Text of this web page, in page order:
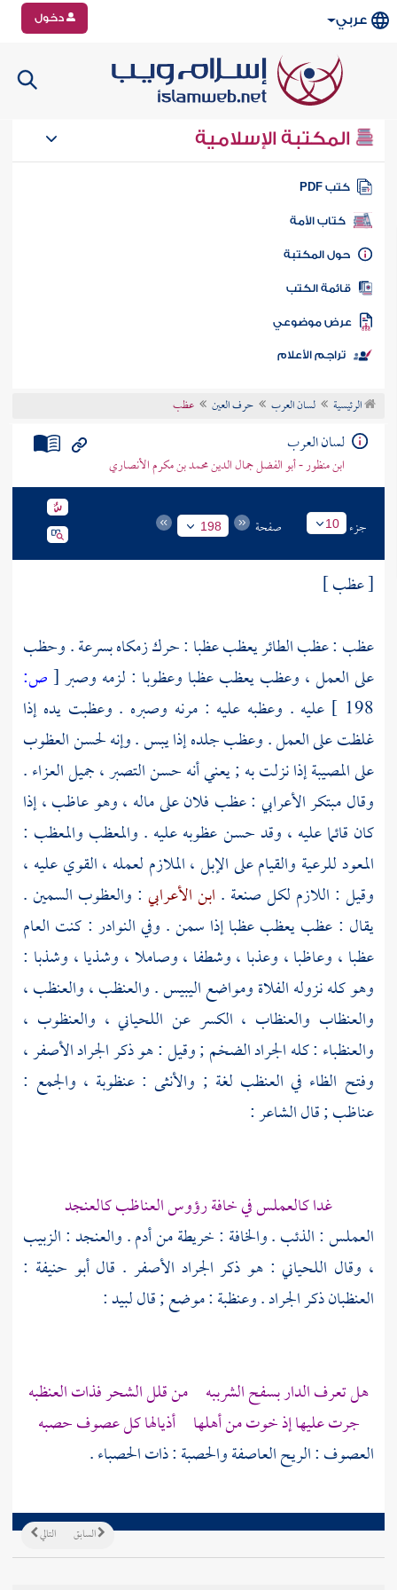
عربي دخول
المكتبة الإسلامية
كتب PDF
كتاب الأمة
المكتبة
الكتب
موضوعي
تراجم الأعلام
الرئيسية لسان العرب حرف العين عظب
لسان العرب
ابن منظور - أبو الفضل جمال الدين محمد بن مكرم الأنصاري
جزء 10 صفحة 198
[ عظب ]
عظب : عظب الطائر يعظب عظبا : حرك زمكاه بسرعة . وحظب
على العمل ، وعظب يعظب عظبا وعظوبا : لزمه وصبر[ص:
198 ]
عليه . وعظبه عليه : مرنه وصبره . وعظبت يده إذا
غلظت على العمل . وعظب جلده إذا يبس . وإنه لحسن العظوب
على المصيبة إذا نزلت به ; يعني أنه حسن التصبر ، جميل العزاء .
وقالمبتكر الأعرابي : عظب فلان على ماله ، وهو عاظب ، إذا
كان قائما عليه ، وقد حسن عظوبه عليه . والمعظب والمعظب :
المعود للرعية والقيام على الإبل ، الملازم لعمله ، القوي عليه ،
وقيل : اللازم لكل صنعة . ابن الأعرابي : والعظوب السمين .
يقال : عظب يعظب عظبا إذا سمن . وفي النوادر : كنت العام
عظبا ، وعاظبا ، وعذبا ، وشطفا ، وصاملا ، وشذيا ، وشذبا :
وهو كله نزوله الفلاة ومواضع اليبيس . والعنظب ، والعنظب ،
والعنظاب والعنظاب ، الكسر عن اللحياني ، والعنظوب ،
والعنظباء : كله الجراد الضخم ; وقيل : هو ذكر الجراد الأصفر ،
وفتح الظاء في العنظب لغة ; والأنثى : عنظوبة ، والجمع :
عناظب ; قال الشاعر :
غدا كالعملس في خافة رؤوس العناظب كالعنجد
العملس : الذئب . والخافة : خريطة من أدم . والعنجد : الزبيب
، وقال اللحياني : هو ذكر الجراد الأصفر . قالأبو حنيفة :
العنظبان ذكر الجراد .وعنظبة: موضع ; قاللبيد:
هل تعرف الدار بسفح الشرببه من قلل الشحر فذات العنظبه
جرت عليها إذ خوت من أهلها أذيالها كل عصوف حصبه
العصوف : الريح العاصفة والحصبة : ذات الحصباء .
التالي السابق